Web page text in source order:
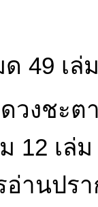
49 เล่
วงชะต
12 เล่ม
อ่านป